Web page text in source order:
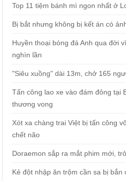
Top 11 tiệm bánh mì ngon nhất ở
Bị bắt nhưng không bị kết án có
Huyền thoại bóng đá Anh qua đời
nghìn lần
"Siêu xuồng" dài 13m, chở 165
Tấn công lao xe vào đám đông tại
thương vong
Xót xa chàng trai Việt bị tấn công
chết não
Doraemon sắp ra mắt phim mới,
Kẻ đột nhập ăn trộm cần sa bị bắn